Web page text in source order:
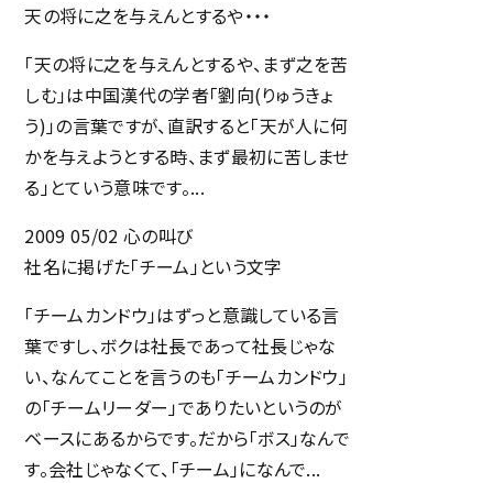
天の将に之を与えんとするや・・・
「天の将に之を与えんとするや、まず之を苦
しむ」は中国漢代の学者「劉向(りゅうきょ
う)」の言葉ですが、直訳すると「天が人に何
かを与えようとする時、まず最初に苦しませ
る」とていう意味です。...
2009 05/02 心の叫び
社名に掲げた「チーム」という文字
「チームカンドウ」はずっと意識している言
葉ですし、ボクは社長であって社長じゃな
い、なんてことを言うのも「チームカンドウ」
の「チームリーダー」でありたいというのが
ベースにあるからです。だから「ボス」なんで
す。会社じゃなくて、「チーム」になんで...